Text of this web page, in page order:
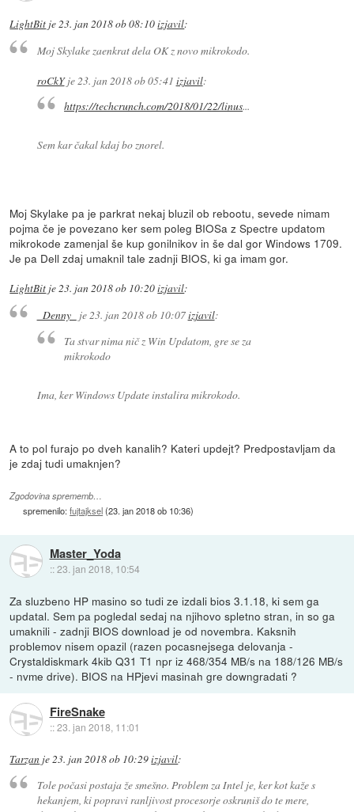
LightBit je23. jan 2018 ob 08:10izjavil:
Moj Skylake zaenkrat dela OK z novo mikrokodo.
roCkYje 23. jan 2018 ob 05:41 izjavil:
https://techcrunch.com/2018/01/22/linus...
Sem kar čakal kdaj bo znorel.
Moj Skylake pa je parkrat nekaj bluzil ob rebootu, sevede nimam
pojma če je povezano ker sem poleg BIOSa z Spectre updatom
mikrokode zamenjal še kup gonilnikov in še dal gor Windows 1709.
Je pa Dell zdaj umaknil tale zadnji BIOS, ki ga imam gor.
LightBit je23. jan 2018 ob 10:20izjavil:
_Denny_ je23. jan 2018 ob 10:07izjavil:
Ta stvar nima nič z Win Updatom, gre se za
mikrokodo
Ima, ker Windows Update instalira mikrokodo.
A to pol furajo po dveh kanalih? Kateri updejt? Predpostavljam da
je zdaj tudi umaknjen?
Zgodovina sprememb…
spremenilo:fujtajksel(23. jan 2018 ob 10:36)
Master_Yoda
::23. jan 2018, 10:54
Za sluzbeno HP masino so tudi ze izdali bios 3.1.18, ki sem ga
updatal. Sem pa pogledal sedaj na njihovo spletno stran, in so ga
umaknili - zadnji BIOS download je od novembra. Kaksnih
problemov nisem opazil (razen pocasnejsega delovanja -
Crystaldiskmark 4kib Q31 T1 npr iz 468/354 MB/s na 188/126 MB/s
- nvme drive). BIOS na HPjevi masinah gre downgradati ?
FireSnake
::23. jan 2018, 11:01
Tarzan je23. jan 2018 ob 10:29izjavil:
Tole počasi postaja že smešno. Problem za Intel je, ker kot kaže s
hekanjem, ki popravi ranljivost procesorje oskruniš do te mere,